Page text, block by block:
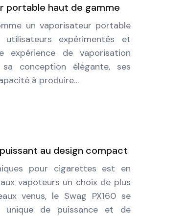
portable haut de gamme
un vaporisateur portable
expérimentés et
expérience de vaporisation
conception élégante, ses
à produire…
au design compact
pour cigarettes est en
vapoteurs un choix de plus
venus, le Swag PX160 se
unique de puissance et de